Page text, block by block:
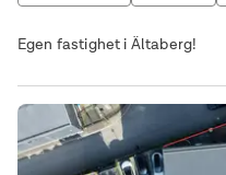
Egen fastighet i Ältaberg!